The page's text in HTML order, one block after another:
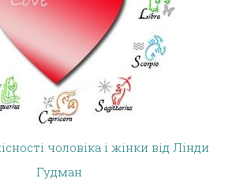
чоловіка і жінки від Лінди
Гудман